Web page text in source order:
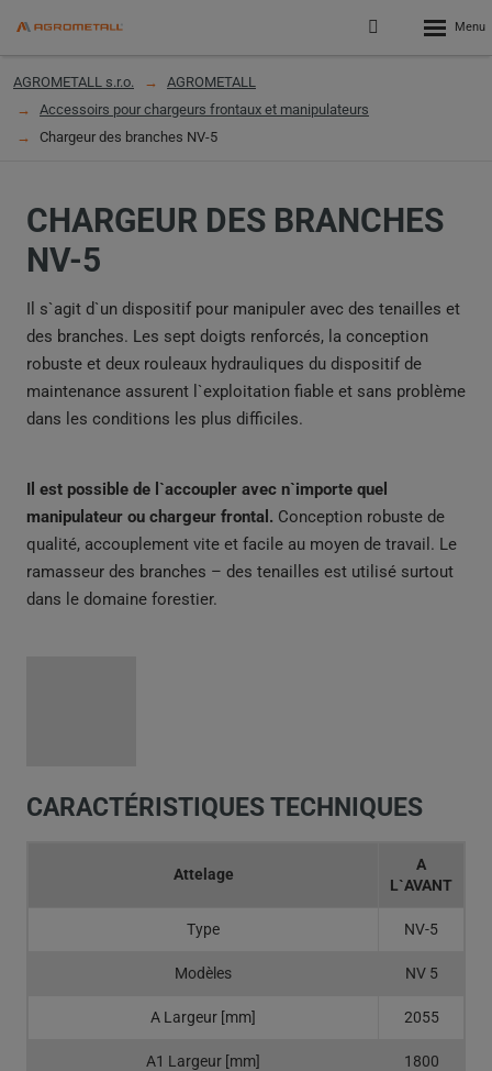
Přihlášení
do
menu
AGROMETALL s.r.o.
AGROMETALL
Accessoirs pour chargeurs frontaux et manipulateurs
Chargeur des branches NV-5
CHARGEUR DES BRANCHES
NV-5
Il s`agit d`un dispositif pour manipuler avec des tenailles et
des branches. Les sept doigts renforcés, la conception
robuste et deux rouleaux hydrauliques du dispositif de
maintenance assurent l`exploitation fiable et sans problème
dans les conditions les plus difficiles.
Il est possible de l`accoupler avec n`importe quel
manipulateur ou chargeur frontal. Conception robuste de
qualité, accouplement vite et facile au moyen de travail. Le
ramasseur des branches – des tenailles est utilisé surtout
dans le domaine forestier.
CARACTÉRISTIQUES TECHNIQUES
Attelage
A
L`AVANT
Type NV-5
Modèles NV 5
A Largeur [mm] 2055
A1 Largeur [mm] 1800